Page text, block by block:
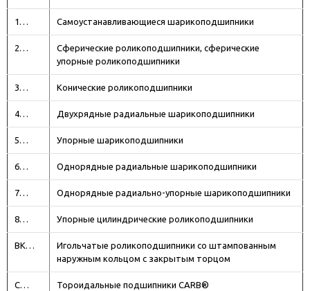
1… Самоустанавливающиеся шарикоподшипники
2…
Сферические роликоподшипники, сферические
упорные роликоподшипники
3… Конические роликоподшипники
4… Двухрядные радиальные шарикоподшипники
5… Упорные шарикоподшипники
6… Однорядные радиальные шарикоподшипники
7… Однорядные радиально-упорные шарикоподшипники
8… Упорные цилиндрические роликоподшипники
BK…
Игольчатые роликоподшипники со штампованным
наружным кольцом с закрытым торцом
C… Тороидальные подшипники CARB®